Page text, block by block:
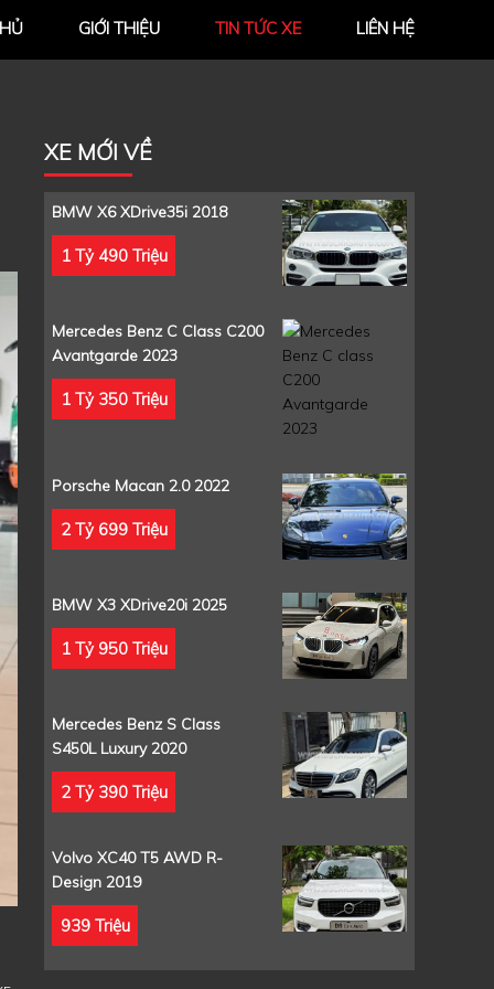
GIỚI THIỆU TIN TỨC XE LIÊN HỆ
XE MỚI VỀ
BMW X6 XDrive35i 2018
1 Tỷ 490 Triệu
Mercedes Benz C Class C200
Avantgarde 2023
1 Tỷ 350 Triệu
Porsche Macan 2.0 2022
2 Tỷ 699 Triệu
BMW X3 XDrive20i 2025
1 Tỷ 950 Triệu
Mercedes Benz S Class
S450L Luxury 2020
2 Tỷ 390 Triệu
Volvo XC40 T5 AWD R-
Design 2019
939 Triệu